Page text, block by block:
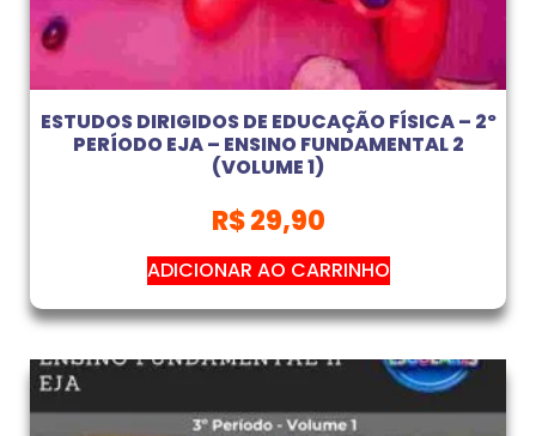
ESTUDOS DIRIGIDOS DE EDUCAÇÃO FÍSICA – 2º
PERÍODO EJA – ENSINO FUNDAMENTAL 2
(VOLUME 1)
R$29,90
ADICIONAR AO CARRINHO